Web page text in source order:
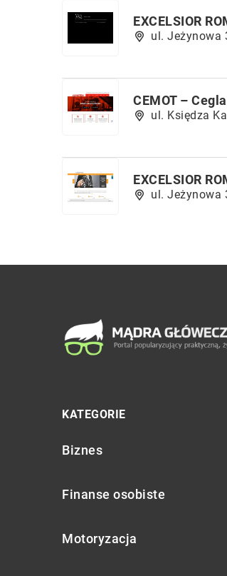
EXCELSIOR
ul. Jeżynowa
CEMOT –
ul. Księdza
EXCELSIOR
ul. Jeżynowa
KATEGORIE
Biznes
Finanse osobiste
Motoryzacja